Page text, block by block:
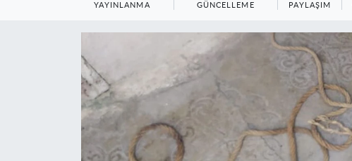
YAYINLANMA GÜNCELLEME PAYLAŞIM